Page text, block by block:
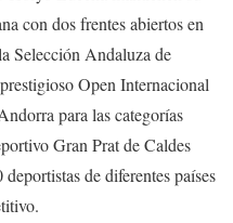
con dos frentes abiertos en
Selección Andaluza de
Open Internacional
para las categorías
Gran Prat de Caldes
de diferentes países